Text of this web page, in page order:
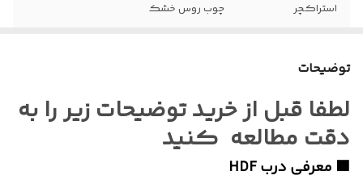
استراکچر چوب روس خشک
بسته به انتخاب ویژگی در زمان خرید
توضیحات
لطفا قبل از خرید توضیحات زیر را به
دقت مطالعه کنید
🟩 معرفی درب HDF